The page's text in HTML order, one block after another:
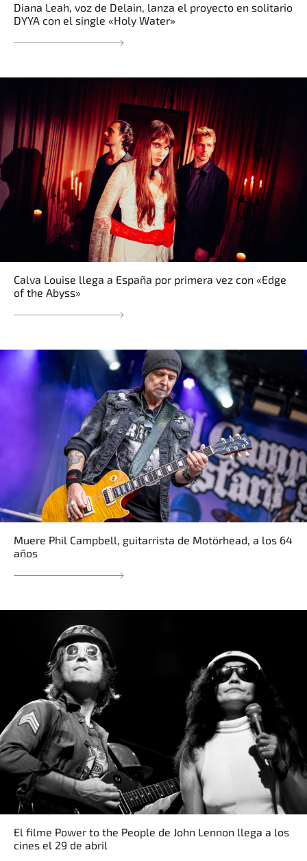
Diana Leah, voz de Delain, lanza el proyecto en solitario
DYYA con el single «Holy Water»
Calva Louise llega a España por primera vez con «Edge
of the Abyss»
Muere Phil Campbell, guitarrista de Motörhead, a los 64
años
El filme Power to the People de John Lennon llega a los
cines el 29 de abril